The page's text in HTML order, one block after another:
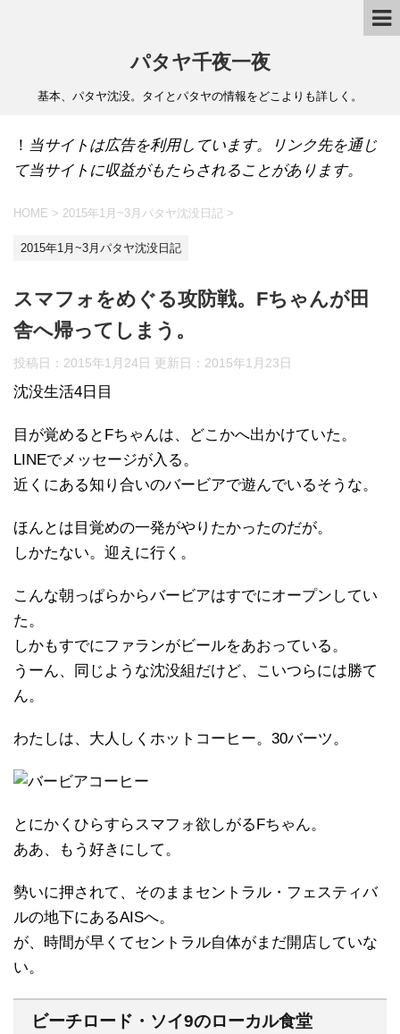
パタヤ千夜一夜
基本、パタヤ沈没。タイとパタヤの情報をどこよりも詳しく。
！ 当サイトは広告を利用しています。リンク先を通じ
て当サイトに収益がもたらされることがあります。
HOME > 2015年1月~3月パタヤ沈没日記 >
2015年1月~3月パタヤ沈没日記
スマフォをめぐる攻防戦。Fちゃんが田
舎へ帰ってしまう。
投稿日：2015年1月24日 更新日： 2015年1月23日
沈没生活4日目
目が覚めるとFちゃんは、どこかへ出かけていた。
LINEでメッセージが入る。
近くにある知り合いのバービアで遊んでいるそうな。
ほんとは目覚めの一発がやりたかったのだが。
しかたない。迎えに行く。
こんな朝っぱらからバービアはすでにオープンしてい
た。
しかもすでにファランがビールをあおっている。
うーん、同じような沈没組だけど、こいつらには勝て
ん。
わたしは、大人しくホットコーヒー。30バーツ。
とにかくひらすらスマフォ欲しがるFちゃん。
ああ、もう好きにして。
勢いに押されて、そのままセントラル・フェスティバ
ルの地下にあるAISへ。
が、時間が早くてセントラル自体がまだ開店していな
い。
ビーチロード・ソイ9のローカル食堂